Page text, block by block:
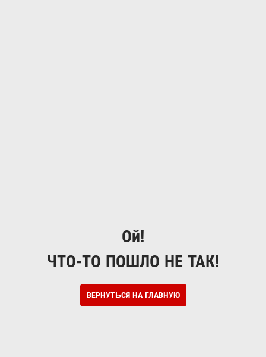
Ой!
ЧТО-ТО ПОШЛО НЕ ТАК!
ВЕРНУТЬСЯ НА ГЛАВНУЮ